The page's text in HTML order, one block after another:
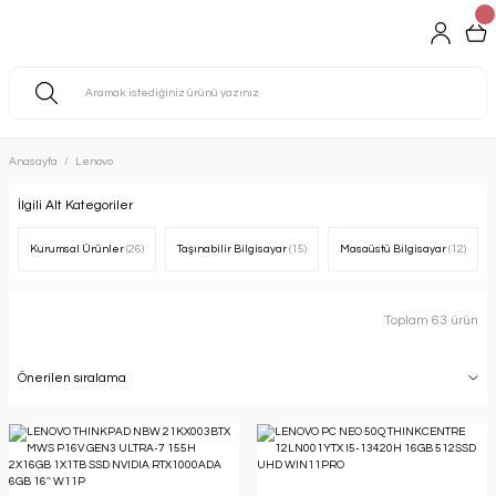
Anasayfa Lenovo
İlgili Alt Kategoriler
Kurumsal Ürünler (26) Taşınabilir Bilgisayar (15) Masaüstü Bilgisayar (12)
Toplam 63 ürün